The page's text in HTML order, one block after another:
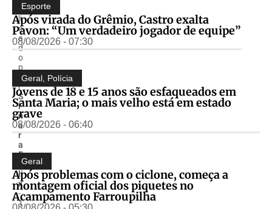
b
li
c
a
d
o
p
o
r
S
i
n
a
r
a
F
é
li
x
-
1
Esporte
Após virada do Grêmio, Castro exalta
Pavon: “Um verdadeiro jogador de equipe”
08/08/2026 - 07:30
Geral Polícia
Jovens de 18 e 15 anos são esfaqueados em
Santa Maria; o mais velho está em estado
grave
08/08/2026 - 06:40
Geral
Após problemas com o ciclone, começa a
montagem oficial dos piquetes no
Acampamento Farroupilha